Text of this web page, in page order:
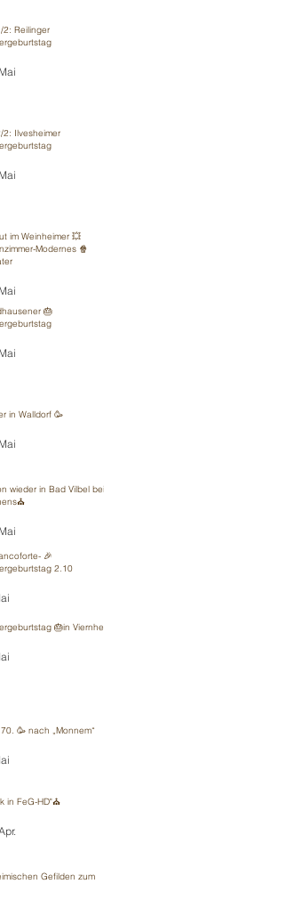
2: Reilinger
2: Ilvesheimer
im Weinheimer 💥
Modernes 🍿
🎂
in Walldorf 🥳
wieder in Bad Vilbel bei
🎉
2.10
🎂in Viernheim
🥳 nach „Monnem“
in FeG-HD"⛪️
Gefilden zum